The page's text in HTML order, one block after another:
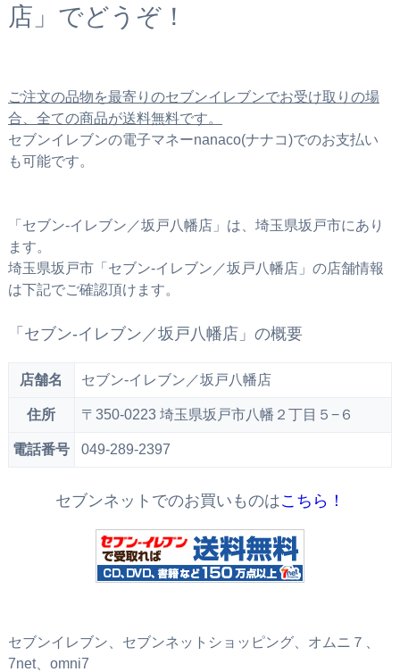
店」でどうぞ！
ご注文の品物を最寄りのセブンイレブンでお受け取りの場
合、全ての商品が送料無料です。
セブンイレブンの電子マネーnanaco(ナナコ)でのお支払い
も可能です。
「セブン‐イレブン／坂戸八幡店」は、埼玉県坂戸市にあり
ます。
埼玉県坂戸市「セブン‐イレブン／坂戸八幡店」の店舗情報
は下記でご確認頂けます。
「セブン‐イレブン／坂戸八幡店」の概要
店舗名 セブン‐イレブン／坂戸八幡店
住所 〒350-0223 埼玉県坂戸市八幡２丁目５−６
電話番号 049-289-2397
セブンネットでのお買いものはこちら！
セブンイレブン、セブンネットショッピング、オムニ７、
7net、omni7